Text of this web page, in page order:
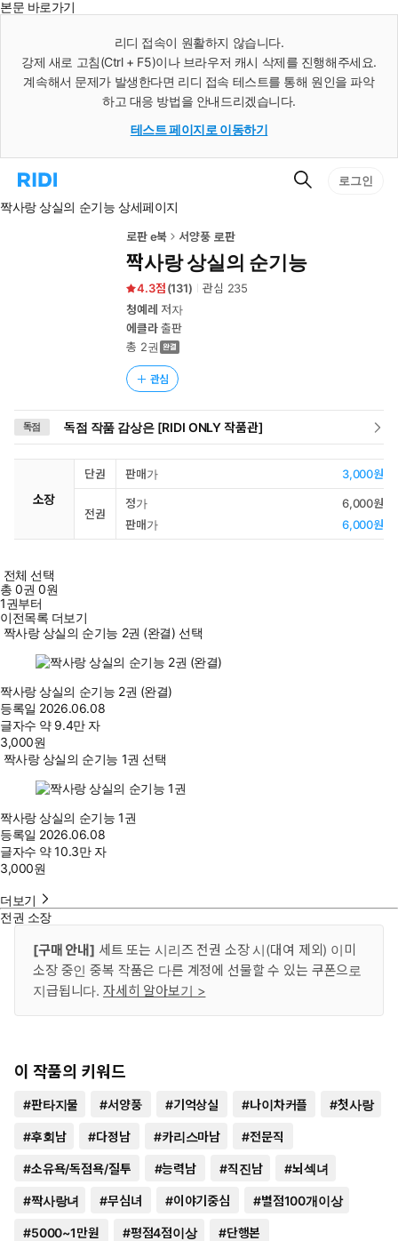
본문 바로가기
리디 접속이 원활하지 않습니다.
강제 새로 고침(Ctrl + F5)이나 브라우저 캐시 삭제를 진행해주세요.
계속해서 문제가 발생한다면 리디 접속 테스트를 통해 원인을 파악
하고 대응 방법을 안내드리겠습니다.
테스트 페이지로 이동하기
리
홈
검
로그인
짝사랑 상실의 순기능 상세페이지
로판 e북 서양풍 로판
짝사랑 상실의 순기능
4.3 (131) 관심 235
청예레 저자
에클라출판
총 2권
관심
독점 독점 작품 감상은 [RIDI ONLY 작품관]
소장
단권 판매가 3,000원
전권
정가
6,000원
판매가
6,000원
전체 선택
총0권 0원
1권부터
이전목록 더보기
짝사랑 상실의 순기능 2권 (완결) 선택
짝사랑 상실의 순기능 2권 (완결)
등록일 2026.06.08
글자수 약 9.4만 자
3,000원
짝사랑 상실의 순기능 1권 선택
짝사랑 상실의 순기능 1권
등록일 2026.06.08
글자수 약 10.3만 자
3,000원
더보기
전권 소장
[구매 안내] 세트 또는 시리즈 전권 소장 시(대여 제외) 이미
소장 중인 중복 작품은 다른 계정에 선물할 수 있는 쿠폰으로
지급됩니다. 자세히 알아보기 >
이 작품의 키워드
#판타지물 #서양풍 #기억상실 #나이차커플 #첫사랑
#후회남 #다정남 #카리스마남 #전문직
#소유욕/독점욕/질투 #능력남 #직진남 #뇌섹녀
#짝사랑녀 #무심녀 #이야기중심 #별점100개이상
#5000~1만원 #평점4점이상 #단행본